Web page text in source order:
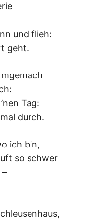
und flieh:
geht.
Tag:
durch.
ich bin,
so schwer
–